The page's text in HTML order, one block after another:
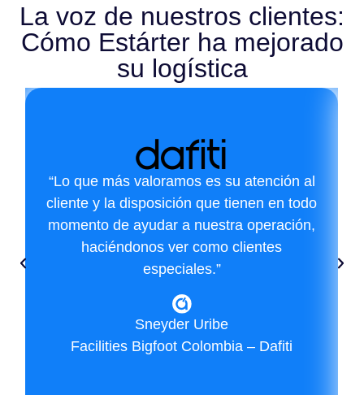
La voz de nuestros clientes:
Cómo Estárter ha mejorado
su logística
“Lo que más valoramos es su atención al
cliente y la disposición que tienen en todo
momento de ayudar a nuestra operación,
haciéndonos ver como clientes
especiales.”
Sneyder Uribe
Facilities Bigfoot Colombia – Dafiti